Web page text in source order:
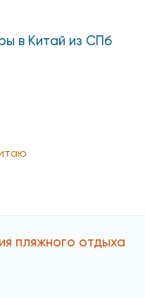
в Китай из СПб
пляжного отдыха